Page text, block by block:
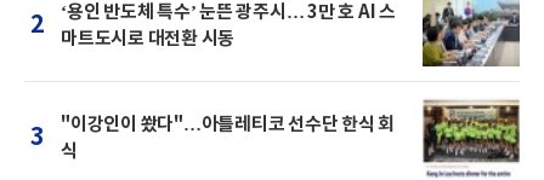
2
‘용인 반도체 특수’ 눈뜬 광주시… 3만 호 AI 스
마트도시로 대전환 시동
3
"이강인이 쐈다"…아틀레티코 선수단 한식 회
식